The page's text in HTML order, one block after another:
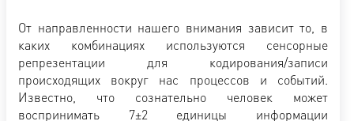
От направленности нашего внимания зависит то, в
каких комбинациях используются сенсорные
репрезентации для кодирования/записи
происходящих вокруг нас процессов и событий.
Известно, что сознательно человек может
воспринимать 7±2 единицы информации